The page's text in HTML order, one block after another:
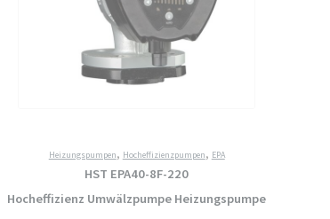
Heizungspumpen, Hocheffizienzpumpen, EPA
HST EPA40-8F-220
Hocheffizienz Umwälzpumpe Heizungspumpe